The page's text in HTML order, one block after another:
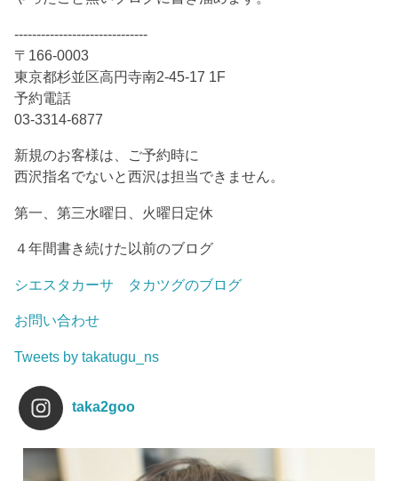
------------------------------
〒166-0003
東京都杉並区高円寺南2-45-17 1F
予約電話
03-3314-6877
新規のお客様は、ご予約時に
西沢指名でないと西沢は担当できません。
第一、第三水曜日、火曜日定休
４年間書き続けた以前のブログ
シエスタカーサ タカツグのブログ
お問い合わせ
Tweets by takatugu_ns
taka2goo